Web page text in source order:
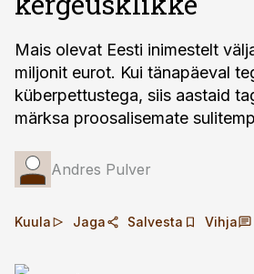
Mais olevat Eesti inimestelt
miljonit eurot. Kui tänapäeval
küberpettustega, siis aastaid
märksa proosalisemate
Andres Pulver
Kuula Jaga Salvesta Vihja